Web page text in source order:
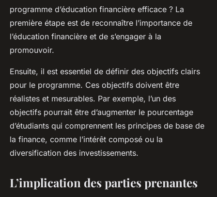
programme d’éducation financière efficace ? La
première étape est de reconnaître l’importance de
l’éducation financière et de s’engager à la
promouvoir.
Ensuite, il est essentiel de définir des objectifs clairs
pour le programme. Ces objectifs doivent être
réalistes et mesurables. Par exemple, l’un des
objectifs pourrait être d’augmenter le pourcentage
d’étudiants qui comprennent les principes de base de
la finance, comme l’intérêt composé ou la
diversification des investissements.
L’implication des parties prenantes